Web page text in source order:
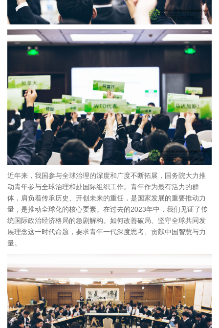
近年来，我国参与全球治理的深度和广度不断拓展，国务院大力推
动青年参与全球治理和赴国际组织工作。青年作为最有活力的群
体，肩负着传承历史、开创未来的重任，是国家发展的重要推动力
量，是推动全球化的核心要素。在过去的2023年中，我们见证了传
统国际政治经济格局的急剧解构。如何改善破局、坚守全球共同发
展理念这一时代命题，要求青年一代深度思考、贡献中国智慧与力
量。